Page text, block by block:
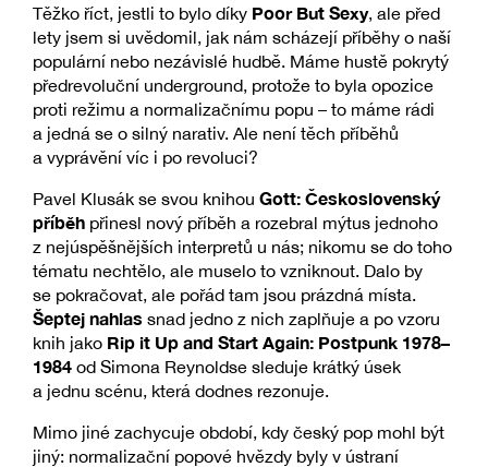
Těžko říct, jestli to bylo díky Poor But Sexy, ale před
lety jsem si uvědomil, jak nám scházejí příběhy o naší
populární nebo nezávislé hudbě. Máme hustě pokrytý
předrevoluční underground, protože to byla opozice
proti režimu a normalizačnímu popu – to máme rádi
a jedná se o silný narativ. Ale není těch příběhů
a vyprávění víc i po revoluci?
Pavel Klusák se svou knihou Gott: Československý
příběh přinesl nový příběh a rozebral mýtus jednoho
z nejúspěšnějších interpretů u nás; nikomu se do toho
tématu nechtělo, ale muselo to vzniknout. Dalo by
se pokračovat, ale pořád tam jsou prázdná místa.
Šeptej nahlas snad jedno z nich zaplňuje a po vzoru
knih jako Rip it Up and Start Again: Postpunk 1978–
1984 od Simona Reynoldse sleduje krátký úsek
a jednu scénu, která dodnes rezonuje.
Mimo jiné zachycuje období, kdy český pop mohl být
jiný: normalizační popové hvězdy byly v ústraní